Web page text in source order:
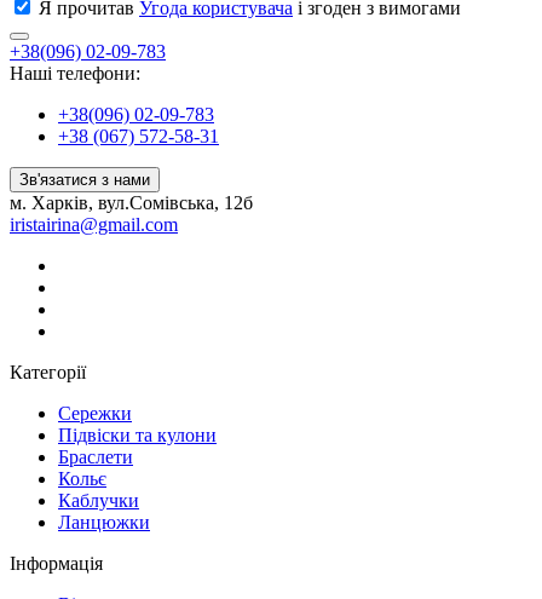
Я прочитав Угода користувача і згоден з вимогами
+38(096) 02-09-783
Наші телефони:
+38(096) 02-09-783
+38 (067) 572-58-31
Зв'язатися з нами
м. Харків, вул.Сомівська, 12б
iristairina@gmail.com
Категорії
Сережки
Підвіски та кулони
Браслети
Кольє
Каблучки
Ланцюжки
Інформація